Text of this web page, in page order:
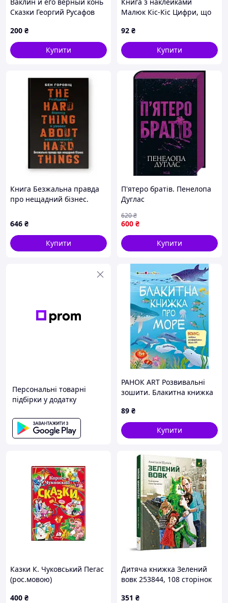
Сказки Георгий Русафов
200 ₴
Купити
Малюк Кіс-Кіс Цифри, що
рахунок у подарунок
навчальна дошкільна 12
стор
92 ₴
Купити
Книга Безжальна правда
про нещадний бізнес.
невизначеності - Бен
Горовіц Наш Формат
(9786177279210)
646 ₴
Купити
П'ятеро братів. Пенелопа
Дуглас
600 ₴
620₴
Купити
Персональні товарні
підбірки у додатку
РАНОК ART Розвивальні
зошити. Блакитна книжка
розфарбовки
89 ₴
Купити
Казки К. Чуковський Пегас
(рос.мовою)
400 ₴
Дитяча книжка Зелений
вовк 253844, 108 сторінок
351 ₴